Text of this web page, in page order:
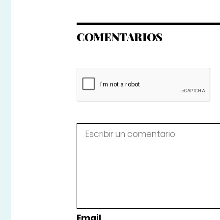
COMENTARIOS